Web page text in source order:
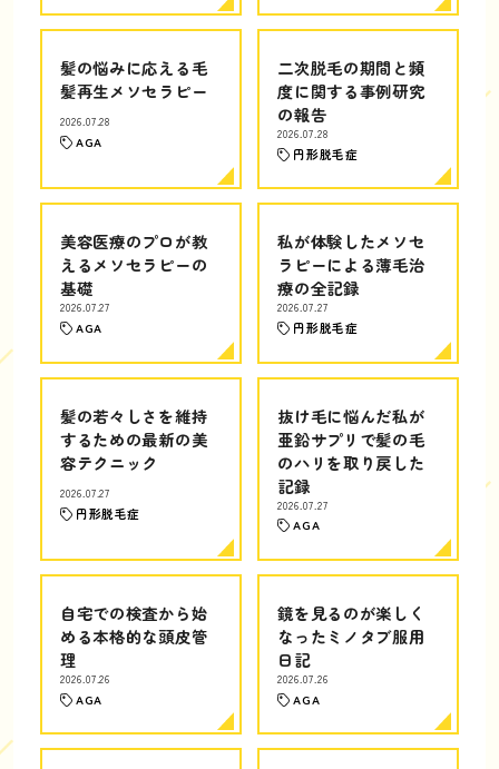
髪の悩みに応える毛
髪再生メソセラピー
2026.07.28
AGA
二次脱毛の期間と頻
度に関する事例研究
の報告
2026.07.28
円形脱毛症
美容医療のプロが教
えるメソセラピーの
基礎
2026.07.27
AGA
私が体験したメソセ
ラピーによる薄毛治
療の全記録
2026.07.27
円形脱毛症
髪の若々しさを維持
するための最新の美
容テクニック
2026.07.27
円形脱毛症
抜け毛に悩んだ私が
亜鉛サプリで髪の毛
のハリを取り戻した
記録
2026.07.27
AGA
自宅での検査から始
める本格的な頭皮管
理
2026.07.26
AGA
鏡を見るのが楽しく
なったミノタブ服用
日記
2026.07.26
AGA